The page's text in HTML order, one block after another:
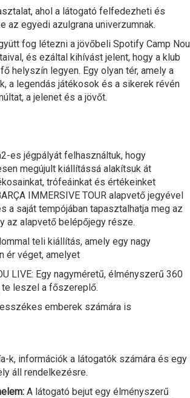
ahol a látogató felfedezheti és
az egyedi azulgrana univerzumnak.
fog létezni a jövőbeli Spotify Camp Nou
és ezáltal kihívást jelent, hogy a klub
helyszín legyen. Egy olyan tér, amely a
a legendás játékosok és a sikerek révén
a jelenet és a jövőt.
es jégpályát felhasználtuk, hogy
megújult kiállítássá alakítsuk át
trófeáinkat és értékeinket
IMMERSIVE TOUR alapvető jegyével
a saját tempójában tapasztalhatja meg az
az alapvető belépőjegy része.
teli kiállítás, amely egy nagy
ér véget, amelyet
LIVE: Egy nagyméretű, élményszerű 360
leszel a főszereplő.
emberek számára is
k, információk a látogatók számára és egy
áll rendelkezésre.
A látogató bejut egy élményszerű